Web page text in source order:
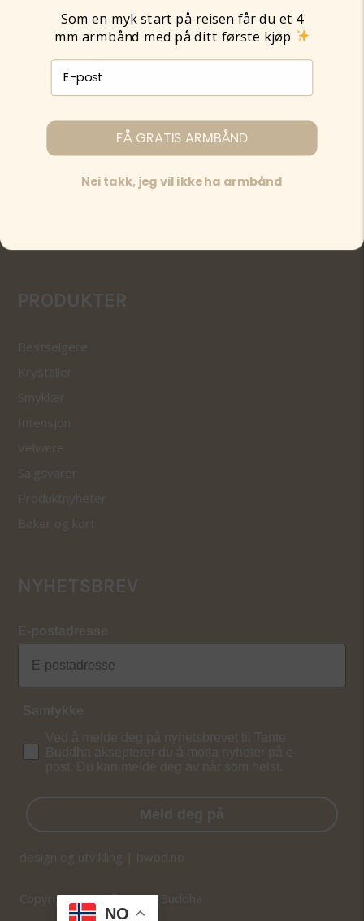
Inspirasjon
Nyhetsbrev
Energi & rens
Elevate Bevissthetsveiledning
Betingelser og personvern
PRODUKTER
Bestselgere
Krystaller
Smykker
Intensjon
Velvære
Salgsvarer
Produktnyheter
Bøker og kort
NYHETSBREV
E-postadresse
Samtykke
Ved å melde deg på nyhetsbrevet til Tante
Buddha aksepterer du å motta nyheter på e-
post. Du kan melde deg av når som helst.
Meld deg på
Copyright 2026 © Tante Buddha
design og utvikling | bwod.no
NO
Som en myk start på reisen får du et 4
mm armbånd med på ditt første kjøp
E-post påmelding
FÅ GRATIS ARMBÅND
Nei takk, jeg vil ikke ha armbånd